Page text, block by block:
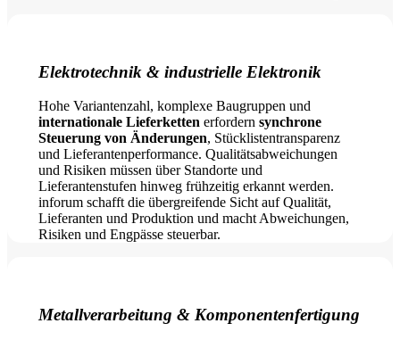
Elektrotechnik & industrielle Elektronik
Hohe Variantenzahl, komplexe Baugruppen und
internationale Lieferketten erfordern synchrone
Steuerung von Änderungen, Stücklistentransparenz
und Lieferantenperformance. Qualitätsabweichungen
und Risiken müssen über Standorte und
Lieferantenstufen hinweg frühzeitig erkannt werden.
inforum schafft die übergreifende Sicht auf Qualität,
Lieferanten und Produktion und macht Abweichungen,
Risiken und Engpässe steuerbar.
Metallverarbeitung & Komponentenfertigung